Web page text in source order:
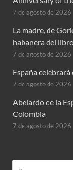
7 de agosto de 2026
La madre, de
habanera del libro
7 de agosto de 2026
España
7 de agosto de 2026
Abelardo de la
Colombia
7 de agosto de 2026